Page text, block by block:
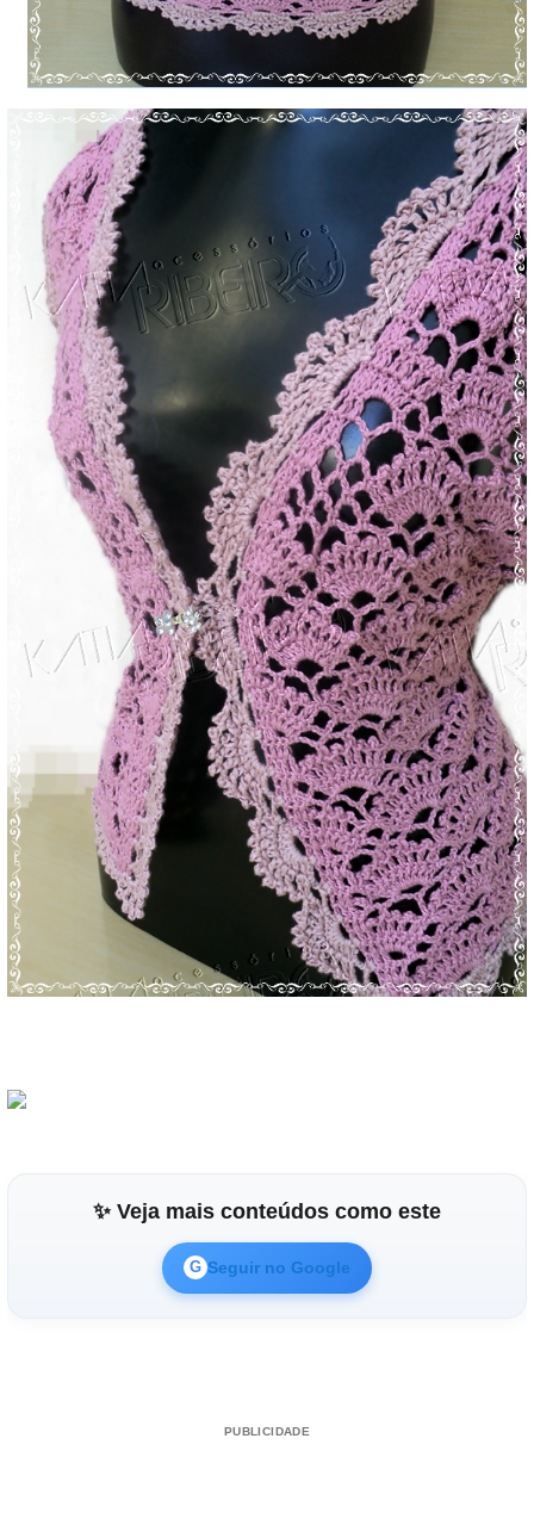
✨ Veja mais conteúdos como este
G Seguir no Google
PUBLICIDADE